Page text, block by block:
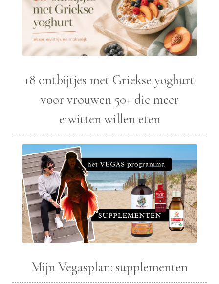
18 ontbijtjes met Griekse yoghurt
voor vrouwen 50+ die meer
eiwitten willen eten
Mijn Vegasplan: supplementen